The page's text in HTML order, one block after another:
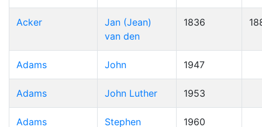
Acker
Jan (Jean)
van den
1836
Adams John 1947
Adams John Luther 1953
Adams Stephen 1960